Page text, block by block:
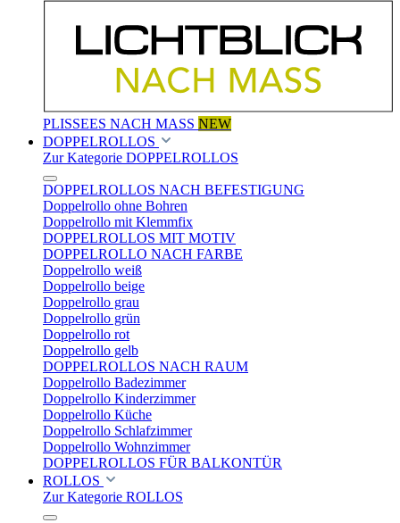
PLISSEES NACH MASS NEW
DOPPELROLLOS
Zur Kategorie DOPPELROLLOS
DOPPELROLLOS NACH BEFESTIGUNG
Doppelrollo ohne Bohren
Doppelrollo mit Klemmfix
DOPPELROLLOS MIT MOTIV
DOPPELROLLO NACH FARBE
Doppelrollo weiß
Doppelrollo beige
Doppelrollo grau
Doppelrollo grün
Doppelrollo rot
Doppelrollo gelb
DOPPELROLLOS NACH RAUM
Doppelrollo Badezimmer
Doppelrollo Kinderzimmer
Doppelrollo Küche
Doppelrollo Schlafzimmer
Doppelrollo Wohnzimmer
DOPPELROLLOS FÜR BALKONTÜR
ROLLOS
Zur Kategorie ROLLOS